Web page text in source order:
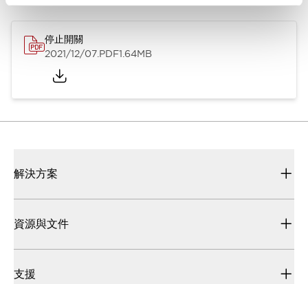
停止開關
2021/12/07.PDF1.64MB
解決方案
資源與文件
支援